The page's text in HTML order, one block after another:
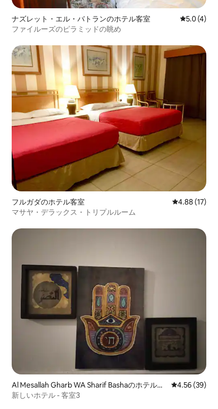
ナズレット・エル・バトランのホテル客室 レビュー4
5.0 (4)
ファイルーズのピラミッドの眺め
フルガダのホテル客室 レビュー17
4.88 (17)
マサヤ・デラックス・トリプルルーム
Al Mesallah Gharb WA Sharif Bashaのホテル客
室
レビュー39
4.56 (39)
新しいホテル - 客室3